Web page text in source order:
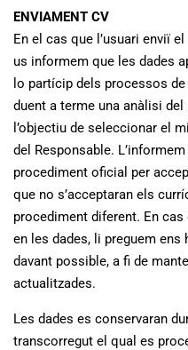
ENVIAMENT CV
En el cas que l’usuari enviï
us informem que les dades
lo partícip dels processos
duent a terme una anàlisi
l’objectiu de seleccionar el
del Responsable.
procediment oficial per
que no s’acceptaran els
procediment diferent. En
en les dades, li preguem
davant possible, a fi de
actualitzades.
Les dades es conservaran
transcorregut el qual es